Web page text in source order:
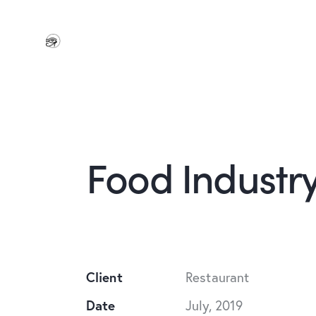
Food
Client
Restaurant
Date
July, 2019